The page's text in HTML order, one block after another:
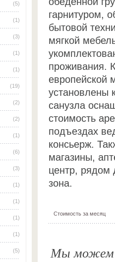
(5)
(1)
(3)
(1)
(1)
(19)
(2)
(2)
(1)
(6)
(3)
(1)
(1)
(1)
(1)
(5)
гарнитуром,
бытовой
мягкой
проживания.
европейской
установлены
санузла
стоимость
подъездах
консьерж.
магазины,
центр, рядом
зона.
Стоимость за месяц
Мы можем